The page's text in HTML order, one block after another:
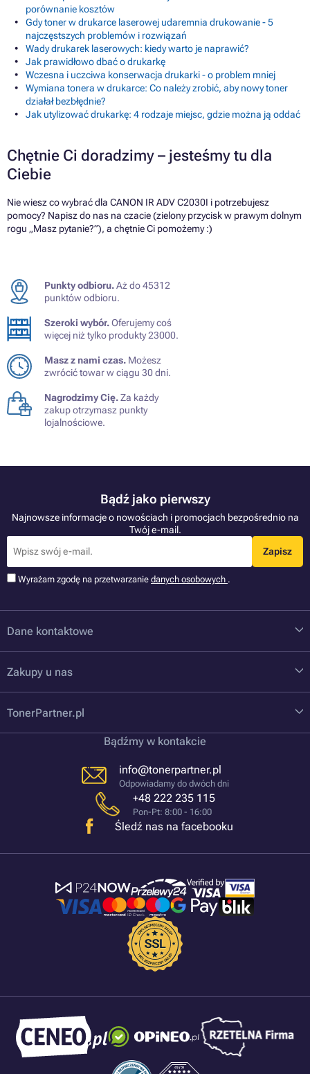
porównanie kosztów
Gdy toner w drukarce laserowej udaremnia drukowanie - 5
najczęstszych problemów i rozwiązań
Wady drukarek laserowych: kiedy warto je naprawić?
Jak prawidłowo dbać o drukarkę
Wczesna i uczciwa konserwacja drukarki - o problem mniej
Wymiana tonera w drukarce: Co należy zrobić, aby nowy toner
działał bezbłędnie?
Jak utylizować drukarkę: 4 rodzaje miejsc, gdzie można ją oddać
Chętnie Ci doradzimy – jesteśmy tu dla
Ciebie
Nie wiesz co wybrać dla CANON IR ADV C2030I i potrzebujesz
pomocy? Napisz do nas na czacie (zielony przycisk w prawym dolnym
rogu „Masz pytanie?”), a chętnie Ci pomożemy :)
Punkty odbioru.Aż do 45312
punktów odbioru.
Szeroki wybór.Oferujemy coś
więcej niż tylko produkty 23000.
Masz z nami czas. Możesz
zwrócić towar w ciągu 30 dni.
Nagrodzimy Cię.Za każdy
zakup otrzymasz punkty
lojalnościowe.
Bądź jako pierwszy
Najnowsze informacje o nowościach i promocjach bezpośrednio na
Twój e-mail.
Zapisz
Wyrażam zgodę na przetwarzanie danych osobowych .
Dane kontaktowe
Zakupy u nas
TonerPartner.pl
Bądźmy w kontakcie
info@tonerpartner.pl
Odpowiadamy do dwóch dni
+48 222 235 115
Pon-Pt: 8:00 - 16:00
Śledź nas na facebooku